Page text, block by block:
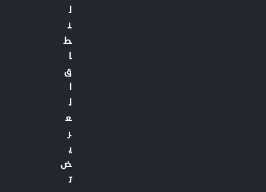
ل
ن
ط
ا
ق
ا
ل
ع
ر
ي
ض
ت